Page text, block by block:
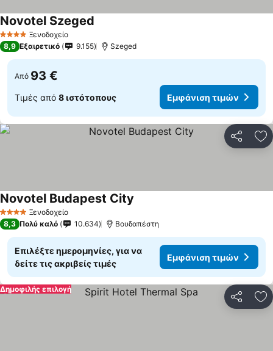
4 ΑστέριαΞενοδοχείο
Novotel Szeged
8,9 Εξαιρετικό 9.155 Szeged
Από 93 €
Τιμές από 8 ιστότοπους Εμφάνιση τιμών
4 ΑστέριαΞενοδοχείο
Novotel Budapest City
8,3 Πολύ καλό 10.634 Βουδαπέστη
Επιλέξτε ημερομηνίες, για να
δείτε τις ακριβείς τιμές
Εμφάνιση τιμών
Δημοφιλής επιλογή